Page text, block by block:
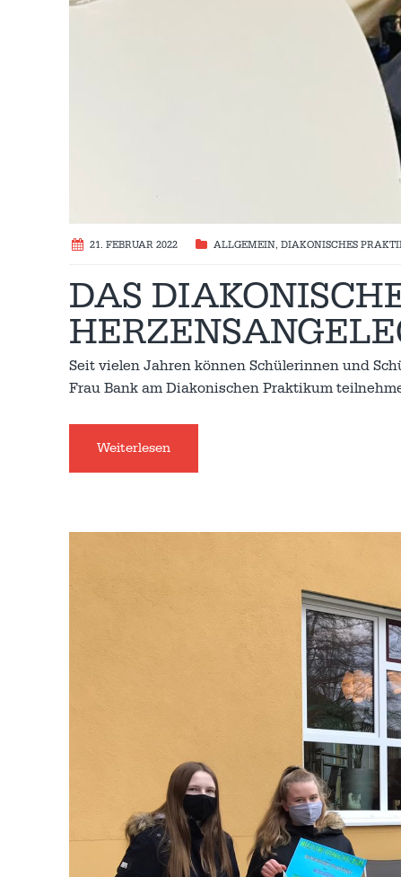
21. FEBRUAR 2022 ALLGEMEIN, DIAKONISCHES
DAS
Seit vielen Jahren können Schülerinnen und
Frau Bank am Diakonischen Praktikum
Weiterlesen